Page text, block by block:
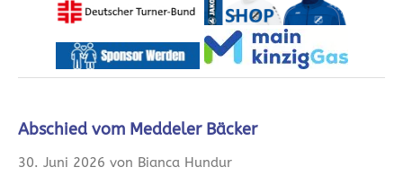
Abschied vom Meddeler Bäcker
30. Juni 2026 von Bianca Hundur